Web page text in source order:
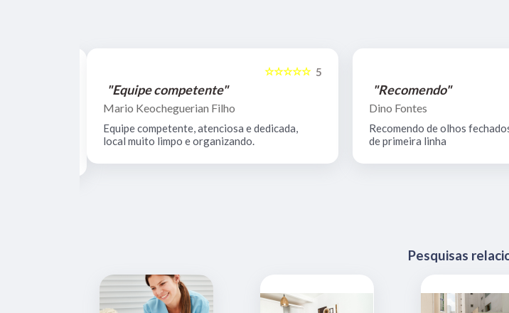
5
☆☆☆☆☆
"Equipe competente"
Mario Keocheguerian Filho
Equipe competente, atenciosa e dedicada,
local muito limpo e organizando.
"Recomendo"
Dino Fontes
Recomendo de olhos
de primeira linha
Pesquisas